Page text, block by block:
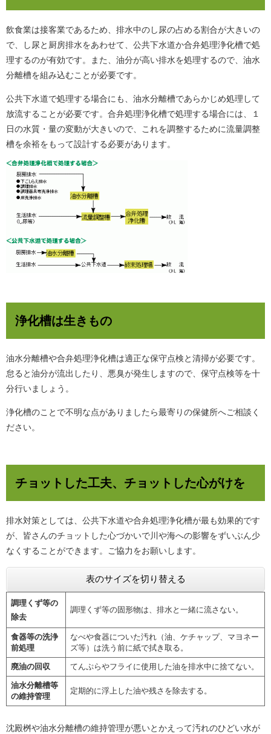
飲食業は接客業であるため、排水中のし尿の占める割合が大きいの
で、し尿と厨房排水をあわせて、公共下水道か合弁処理浄化槽で処
理するのが有効です。また、油分が高い排水を処理するので、油水
分離槽を組み込むことが必要です。
公共下水道で処理する場合にも、油水分離槽であらかじめ処理して
放流することが必要です。合弁処理浄化槽で処理する場合には、１
日の水質・量の変動が大きいので、これを調整するために流量調整
槽を余裕をもって設計する必要があります。
浄化槽は生きもの
油水分離槽や合弁処理浄化槽は適正な保守点検と清掃が必要です。
怠ると油分が流出したり、悪臭が発生しますので、保守点検等を十
分行いましょう。
浄化槽のことで不明な点がありましたら最寄りの保健所へご相談く
ださい。
チョットした工夫、チョットした心がけを
排水対策としては、公共下水道や合弁処理浄化槽が最も効果的です
が、皆さんのチョットした心づかいで川や海への影響をずいぶん少
なくすることができます。ご協力をお願いします。
表のサイズを切り替える
調理くず等の
除去
調理くず等の固形物は、排水と一緒に流さない。
食器等の洗浄
前処理
なべや食器についた汚れ（油、ケチャップ、マヨネー
ズ等）は洗う前に紙で拭き取る。
廃油の回収 てんぷらやフライに使用した油を排水中に捨てない。
油水分離槽等
の維持管理
定期的に浮上した油や残さを除去する。
沈殿桝や油水分離槽の維持管理が悪いとかえって汚れのひどい水が